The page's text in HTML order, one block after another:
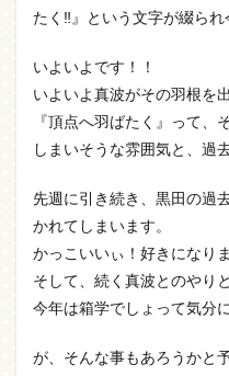
たく‼』という文字が綴られ
いよいよです！！
いよいよ真波がその羽根を
『頂点へ羽ばたく』って、
しまいそうな雰囲気と、過
先週に引き続き、黒田の過
かれてしまいます。
かっこいいぃ！好きになり
そして、続く真波とのやり
今年は箱学でしょって気分
が、そんな事もあろうかと